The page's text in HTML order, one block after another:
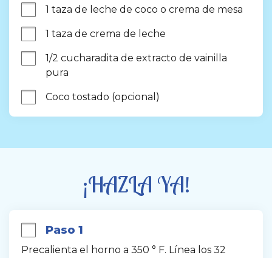
1 taza de leche de coco o crema de mesa
1 taza de crema de leche
1/2 cucharadita de extracto de vainilla
pura
Coco tostado (opcional)
¡HAZLA YA!
Paso 1
Precalienta el horno a 350 ° F. Línea los 32